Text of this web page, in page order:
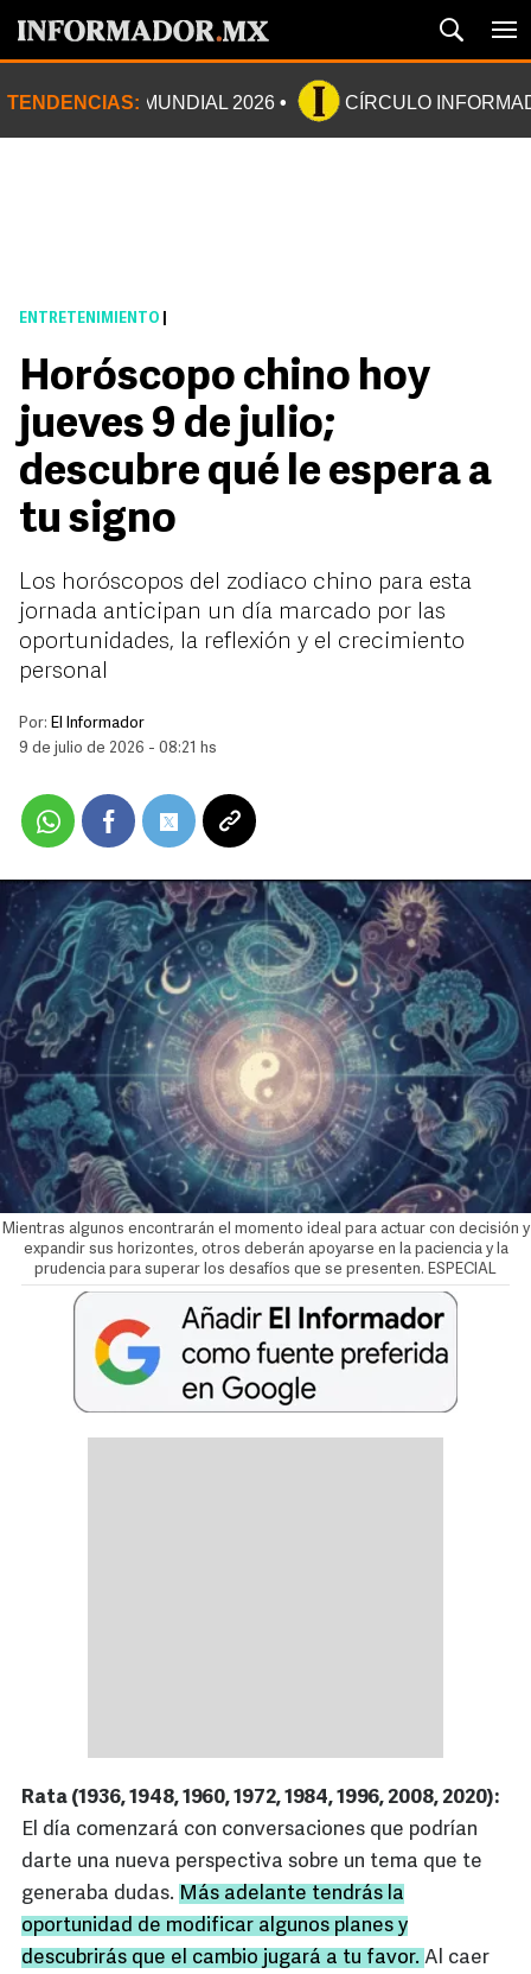
TENDENCIAS: MUNDIAL 2026 CÍRCULO
ENTRETENIMIENTO
Horóscopo chino hoy
jueves 9 de julio;
descubre qué le espera a
tu signo
Los horóscopos del zodiaco chino para esta
jornada anticipan un día marcado por las
oportunidades, la reflexión y el crecimiento
personal
Por: El Informador
9 de julio de 2026 - 08:21 hs
Mientras algunos encontrarán el momento ideal para actuar con decisión y
expandir sus horizontes, otros deberán apoyarse en la paciencia y la
prudencia para superar los desafíos que se presenten. ESPECIAL
Rata (1936, 1948, 1960, 1972, 1984, 1996, 2008, 2020):
El día comenzará con conversaciones que podrían
darte una nueva perspectiva sobre un tema que te
generaba dudas. Más adelante tendrás la
oportunidad de modificar algunos planes y
descubrirás que el cambio jugará a tu favor. Al caer